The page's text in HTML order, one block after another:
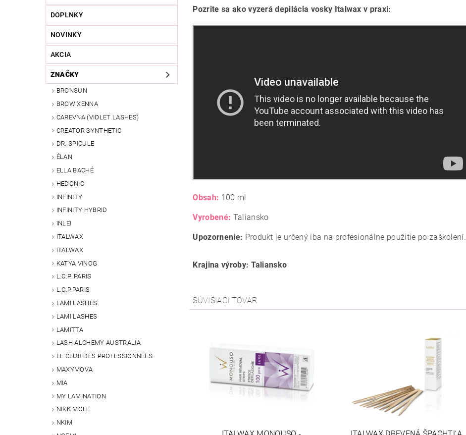
DOPLNKY
NOVINKY
AKCIA
ZNAČKY
BRONSUN
BROW XENNA
CAREVNA (VIOLET LASHES)
CREATOR SYNTHETIC
DR. SPICULE
ÉLAN
ELLA BACHÉ
HEDONIC
INFINITY
INFINITY HYBRID
INLEI
ITALWAX
ITALWAX
KATYA VINOG
L.C.P. PARIS
L.C.P.PARIS
LAMI LASHES
LAMI LASHES
LAMITTA
LASH ALCHEMY AUSTRALIA
LE CLUB DES PROFESSIONNELS
MAXYMOVA
MIA
MY LAMINATION
NIKK MOLE
NKIM
Pozrite sa ako vyzerá depilácia vosky Italwax v praxi:
Obsah: 100 ml
Vyrobené: Taliansko
Upozornenie: Produkt je určený iba na profesionálne použitie po zaškolení.
Krajina výroby: Taliansko
SÚVISIACI TOVAR